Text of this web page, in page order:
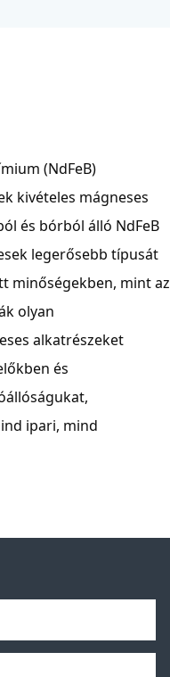
(NdFeB)
kivételes mágneses
és bórból álló NdFeB
legerősebb típusát
minőségekben, mint az
olyan
alkatrészeket
és
ipari, mind